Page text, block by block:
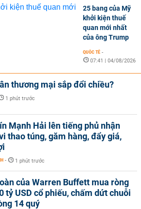
25 bang của Mỹ
khởi kiện thuế
quan mới nhất
của ông Trump
QUỐC TẾ -
07:41 | 04/08/2026
thương mại sắp đổi chiều?
1 phút trước
Mạnh Hải lên tiếng phủ nhận
thao túng, găm hàng, đẩy giá,
- 1 phút trước
của Warren Buffett mua ròng
tỷ USD cổ phiếu, chấm dứt chuỗi
14 quý